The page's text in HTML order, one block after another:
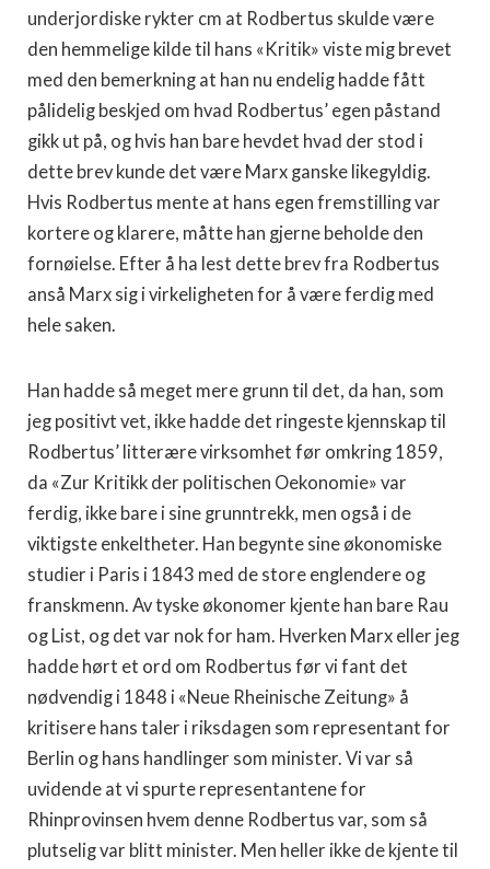
underjordiske rykter cm at Rodbertus skulde være
den hemmelige kilde til hans «Kri­tik» viste mig brevet
med den bemerkning at han nu endelig hadde fått
pålidelig beskjed om hvad Rodbertus’ egen påstand
gikk ut på, og hvis han bare hevdet hvad der stod i
dette brev kunde det være Marx ganske likegyldig.
Hvis Rodbertus mente at hans egen fremstilling var
kortere og klarere, måtte han gjerne beholde den
fornøielse. Efter å ha lest dette brev fra Rodbertus
anså Marx sig i virkeligheten for å være ferdig med
hele saken.
Han hadde så meget mere grunn til det, da han, som
jeg positivt vet, ikke hadde det ringeste kjennskap til
Rodbertus’ litterære virksomhet før omkring 1859,
da «Zur Kritikk der politischen Oekonomie» var
ferdig, ikke bare i sine grunntrekk, men også i de
viktigste enkeltheter. Han begynte sine økono­miske
studier i Paris i 1843 med de store englendere og
fransk­menn. Av tyske økonomer kjente han bare Rau
og List, og det var nok for ham. Hverken Marx eller jeg
hadde hørt et ord om Rodbertus før vi fant det
nødvendig i 1848 i «Neue Rheinische Zeitung» å
kritisere hans taler i riksdagen som representant for
Berlin og hans handlinger som minister. Vi var så
uvidende at vi spurte representantene for
Rhinprovinsen hvem denne Rodbertus var, som så
plutselig var blitt minister. Men heller ikke de kjente til